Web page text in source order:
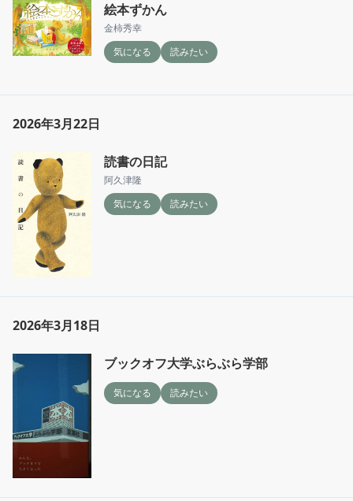
絵本ずかん
金柿秀幸
気になる
読みたい
2026年3月22日
読書の日記
阿久津隆
気になる
読みたい
2026年3月18日
ブックオフ大学ぶらぶら学部
気になる 読みたい